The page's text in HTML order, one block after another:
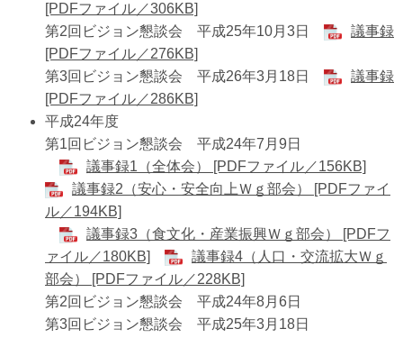
[PDFファイル／306KB]
第2回ビジョン懇談会 平成25年10月3日
議事録
[PDFファイル／276KB]
第3回ビジョン懇談会 平成26年3月18日
議事録
[PDFファイル／286KB]
平成24年度
第1回ビジョン懇談会 平成24年7月9日
議事録1（全体会） [PDFファイル／156KB]
議事録2（安心・安全向上Ｗｇ部会） [PDFファイ
ル／194KB]
議事録3（食文化・産業振興Ｗｇ部会） [PDFフ
ァイル／180KB]
議事録4（人口・交流拡大Ｗｇ
部会） [PDFファイル／228KB]
第2回ビジョン懇談会 平成24年8月6日
第3回ビジョン懇談会 平成25年3月18日